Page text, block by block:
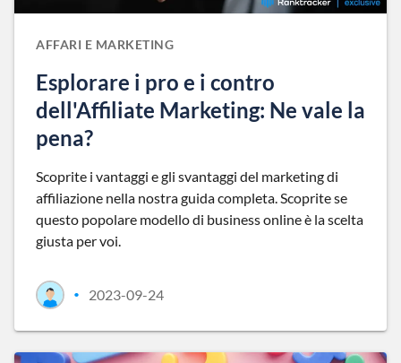
AFFARI E MARKETING
Esplorare i pro e i contro
dell'Affiliate Marketing: Ne vale la
pena?
Scoprite i vantaggi e gli svantaggi del marketing di
affiliazione nella nostra guida completa. Scoprite se
questo popolare modello di business online è la scelta
giusta per voi.
• 2023-09-24